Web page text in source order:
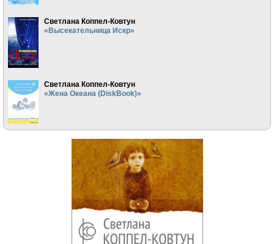
Светлана Коппел-Ковтун
«Высекательница Искр»
Светлана Коппел-Ковтун
«Жена Океана (DiskBook)»